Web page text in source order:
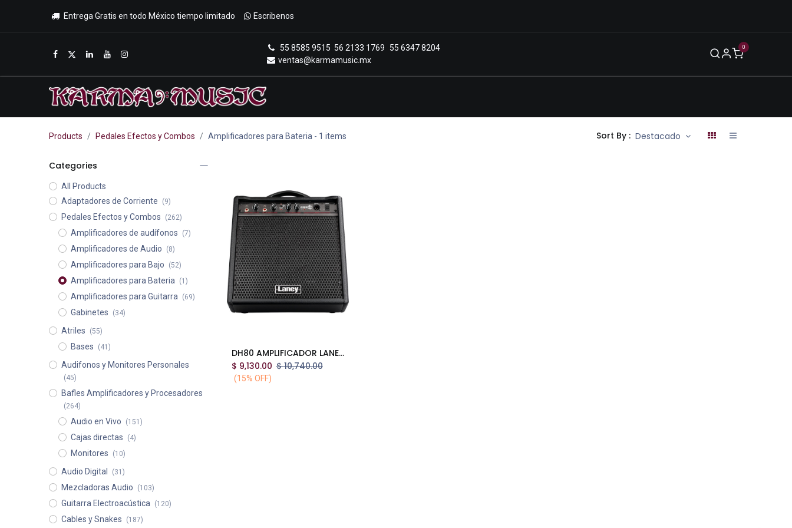
Entrega Gratis en todo México tiempo limitado Escribenos
55 8585 9515 56 2133 1769
55 6347 8204
ventas@karmamusic.mx
0
Inicio Tienda Promociones
Products Pedales Efectos y Combos Amplificadores para Bateria - 1 items Sort By : Destacado
Categories
All Products
Adaptadores de Corriente
(9)
Pedales Efectos y Combos (262)
Amplificadores de audífonos (7)
Amplificadores de Audio (8)
Amplificadores para Bajo (52)
Amplificadores para Bateria (1)
Amplificadores para Guitarra (69)
Gabinetes (34)
Atriles (55)
Bases (41)
Audifonos y Monitores Personales
(45)
Bafles Amplificadores y Procesadores
(264)
Audio en Vivo (151)
Cajas directas (4)
Monitores (10)
Audio Digital (31)
Mezcladoras Audio (103)
Guitarra Electroacústica (120)
Cables y Snakes (187)
Add to Cart
DH80 AMPLIFICADOR LANEY DRUMHUB PARA BATERÍA DE 10"
$ 9,130.00 $10,740.00
(15% OFF)